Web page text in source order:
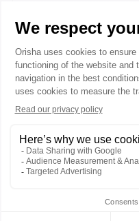
appels
internationaux à
bas prix et de
l’Internet mobile
sans
engagement,
Kinouli: Appelez
vos proches à
l’étranger ou
rechargez leur